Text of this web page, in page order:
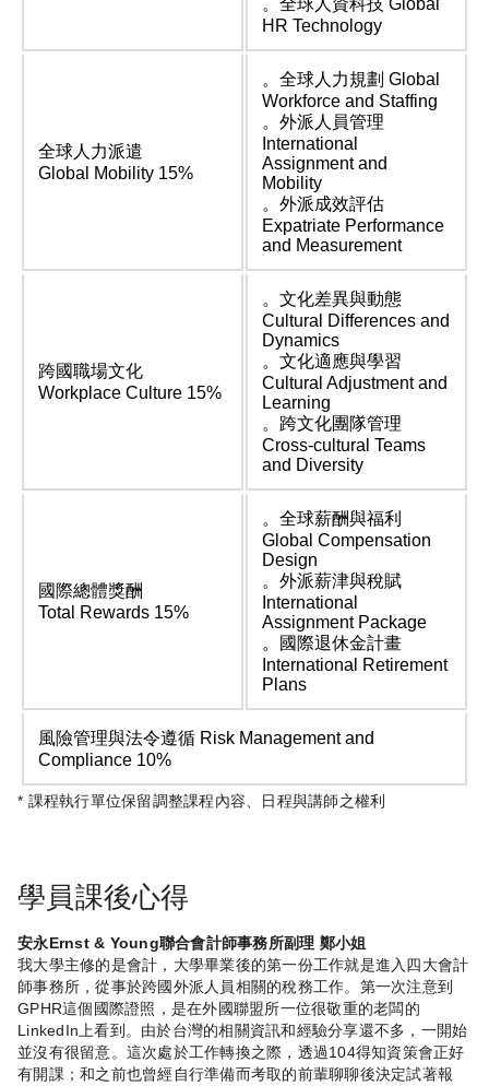
。全球人資科技 Global
HR Technology
全球人力派遣
Global Mobility 15%
。全球人力規劃 Global
Workforce and Staffing
。外派人員管理
International
Assignment and
Mobility
。外派成效評估
Expatriate Performance
and Measurement
跨國職場文化
Workplace Culture 15%
。文化差異與動態
Cultural Differences and
Dynamics
。文化適應與學習
Cultural Adjustment and
Learning
。跨文化團隊管理
Cross-cultural Teams
and Diversity
國際總體獎酬
Total Rewards 15%
。全球薪酬與福利
Global Compensation
Design
。外派薪津與稅賦
International
Assignment Package
。國際退休金計畫
International Retirement
Plans
風險管理與法令遵循 Risk Management and
Compliance 10%
* 課程執行單位保留調整課程內容、日程與講師之權利
學員課後心得
安永Ernst & Young聯合會計師事務所副理 鄭小姐
我大學主修的是會計，大學畢業後的第一份工作就是進入四大會計
師事務所，從事於跨國外派人員相關的稅務工作。第一次注意到
GPHR這個國際證照，是在外國聯盟所一位很敬重的老闆的
LinkedIn上看到。由於台灣的相關資訊和經驗分享還不多，一開始
並沒有很留意。這次處於工作轉換之際，透過104得知資策會正好
有開課；和之前也曾經自行準備而考取的前輩聊聊後決定試著報